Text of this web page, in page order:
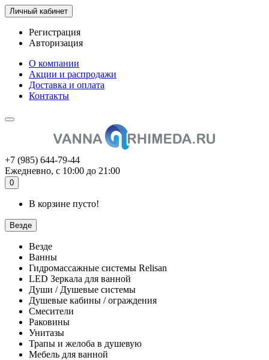
Личный кабинет
Регистрация
Авторизация
О компании
Акции и распродажи
Доставка и оплата
Контакты
+7 (985) 644-79-44
Ежедневно, с 10:00 до 21:00
0
В корзине пусто!
Везде
Везде
Ванны
Гидромассажные системы Relisan
LED Зеркала для ванной
Души / Душевые системы
Душевые кабины / ограждения
Смесители
Раковины
Унитазы
Трапы и желоба в душевую
Мебель для ванной